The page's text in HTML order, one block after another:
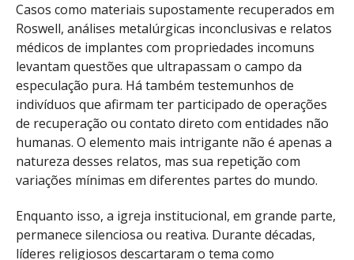
Casos como materiais supostamente recuperados em
Roswell, análises metalúrgicas inconclusivas e relatos
médicos de implantes com propriedades incomuns
levantam questões que ultrapassam o campo da
especulação pura. Há também testemunhos de
indivíduos que afirmam ter participado de operações
de recuperação ou contato direto com entidades não
humanas. O elemento mais intrigante não é apenas a
natureza desses relatos, mas sua repetição com
variações mínimas em diferentes partes do mundo.
Enquanto isso, a igreja institucional, em grande parte,
permanece silenciosa ou reativa. Durante décadas,
líderes religiosos descartaram o tema como